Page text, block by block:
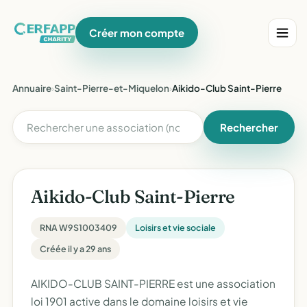
Créer mon compte
Annuaire›Saint-Pierre-et-Miquelon›Aikido-Club Saint-Pierre
Rechercher
Aikido-Club Saint-Pierre
RNA W9S1003409
Loisirs et vie sociale
Créée il y a 29 ans
AIKIDO-CLUB SAINT-PIERRE est une association
loi 1901 active dans le domaine loisirs et vie